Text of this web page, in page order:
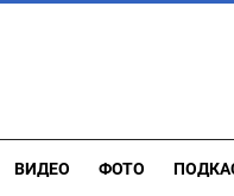
ВИДЕО ФОТО